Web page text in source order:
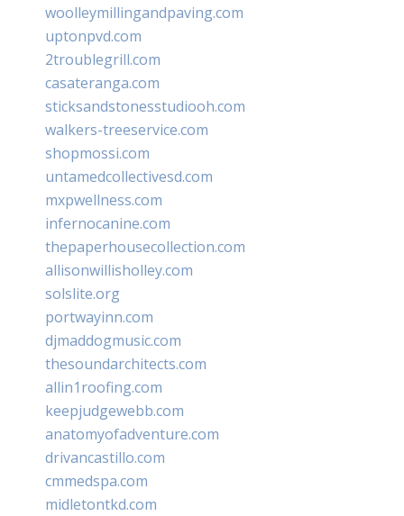
woolleymillingandpaving.com
uptonpvd.com
2troublegrill.com
casateranga.com
sticksandstonesstudiooh.com
walkers-treeservice.com
shopmossi.com
untamedcollectivesd.com
mxpwellness.com
infernocanine.com
thepaperhousecollection.com
allisonwillisholley.com
solslite.org
portwayinn.com
djmaddogmusic.com
thesoundarchitects.com
allin1roofing.com
keepjudgewebb.com
anatomyofadventure.com
drivancastillo.com
cmmedspa.com
midletontkd.com